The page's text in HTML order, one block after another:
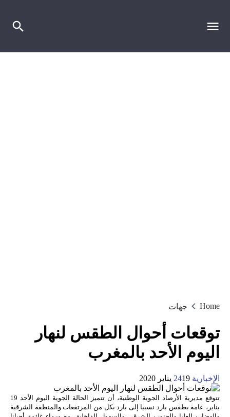
Home جهات
توقعات أحوال الطقس لنهار
اليوم الأحد بالمغرب
الإخبارية 24 19 يناير 2020
تتوقع مديرية الأرصاد الجوية الوطنية، أن تتميز الحالة الجوية اليوم الأحد 19
يناير، عامة بطقس بارد نسبيا إلى بارد بكل من المرتفعات والمنطقة الشرقية